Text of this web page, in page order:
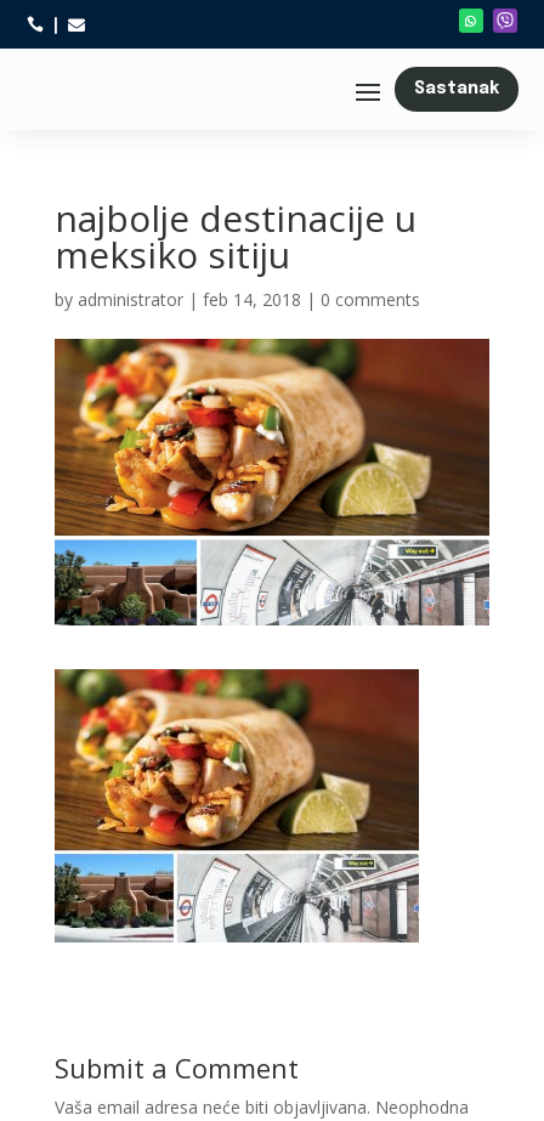
 
Sastanak
najbolje destinacije u
meksiko sitiju
by administrator| feb 14, 2018 | 0 comments
Submit a Comment
Vaša email adresa neće biti objavljivana. Neophodna